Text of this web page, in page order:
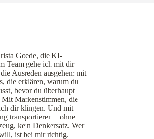
Goede, die KI-
Team gehe ich mit dir
Ausreden ausgehen: mit
die erklären, warum du
bevor du überhaupt
Mit Markenstimmen, die
dir klingen. Und mit
transportieren – ohne
kein Denkersatz. Wer
ist bei mir richtig.